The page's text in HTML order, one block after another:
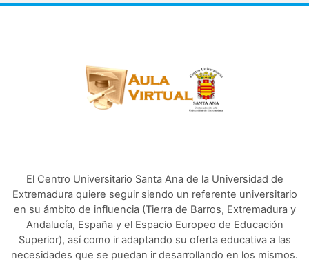
El Centro Universitario Santa Ana de la Universidad de
Extremadura quiere seguir siendo un referente universitario
en su ámbito de influencia (Tierra de Barros, Extremadura y
Andalucía, España y el Espacio Europeo de Educación
Superior), así como ir adaptando su oferta educativa a las
necesidades que se puedan ir desarrollando en los mismos.